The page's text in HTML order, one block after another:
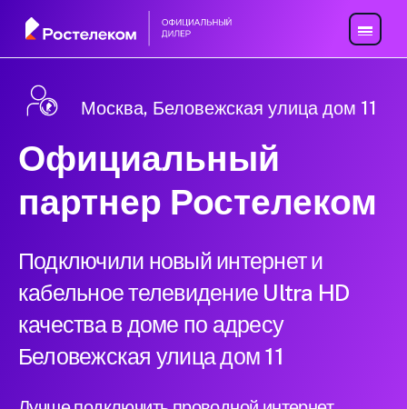
Москва, Беловежская улица дом 11
Официальный
партнер Ростелеком
Подключили новый интернет и
кабельное телевидение Ultra HD
качества в доме по адресу
Беловежская улица дом 11